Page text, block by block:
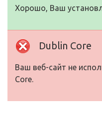
Хорошо, Ваш
Dublin Core
Ваш веб-сайт не
Core.